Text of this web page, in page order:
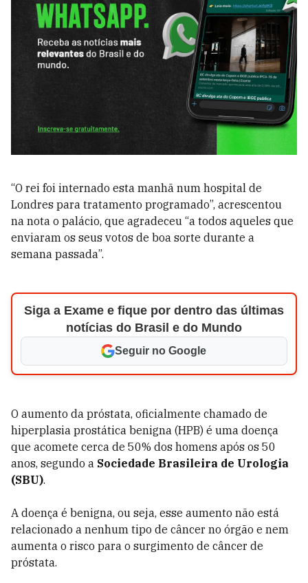
“O rei foi internado esta manhã num hospital de
Londres para tratamento programado”, acrescentou
na nota o palácio, que agradeceu “a todos aqueles que
enviaram os seus votos de boa sorte durante a
semana passada”.
Siga a Exame e fique por dentro das últimas
notícias do Brasil e do Mundo
Seguir no Google
O aumento da próstata, oficialmente chamado de
hiperplasia prostática benigna (HPB) é uma doença
que acomete cerca de 50% dos homens após os 50
anos, segundo a Sociedade Brasileira de Urologia
(SBU).
A doença é benigna, ou seja, esse aumento não está
relacionado a nenhum tipo de câncer no órgão e nem
aumenta o risco para o surgimento de câncer de
próstata.